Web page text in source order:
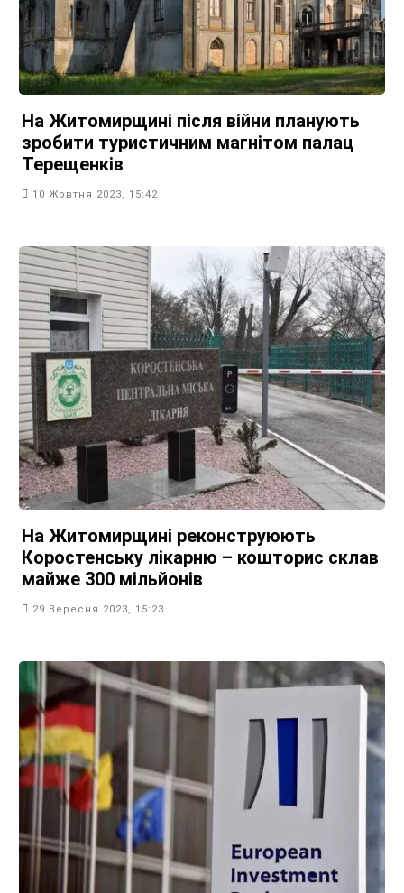
На Житомирщині після війни планують
зробити туристичним магнітом палац
Терещенків
10 Жовтня 2023, 15:42
На Житомирщині реконструюють
Коростенську лікарню – кошторис склав
майже 300 мільйонів
29 Вересня 2023, 15:23